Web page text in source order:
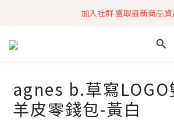
加入社群 獲取最新商品
加入社群 獲取最新商品資
旗艦店會員募集中
加入社群 獲取最新商品
agnes b.草寫LOGO
羊皮零錢包-黃白